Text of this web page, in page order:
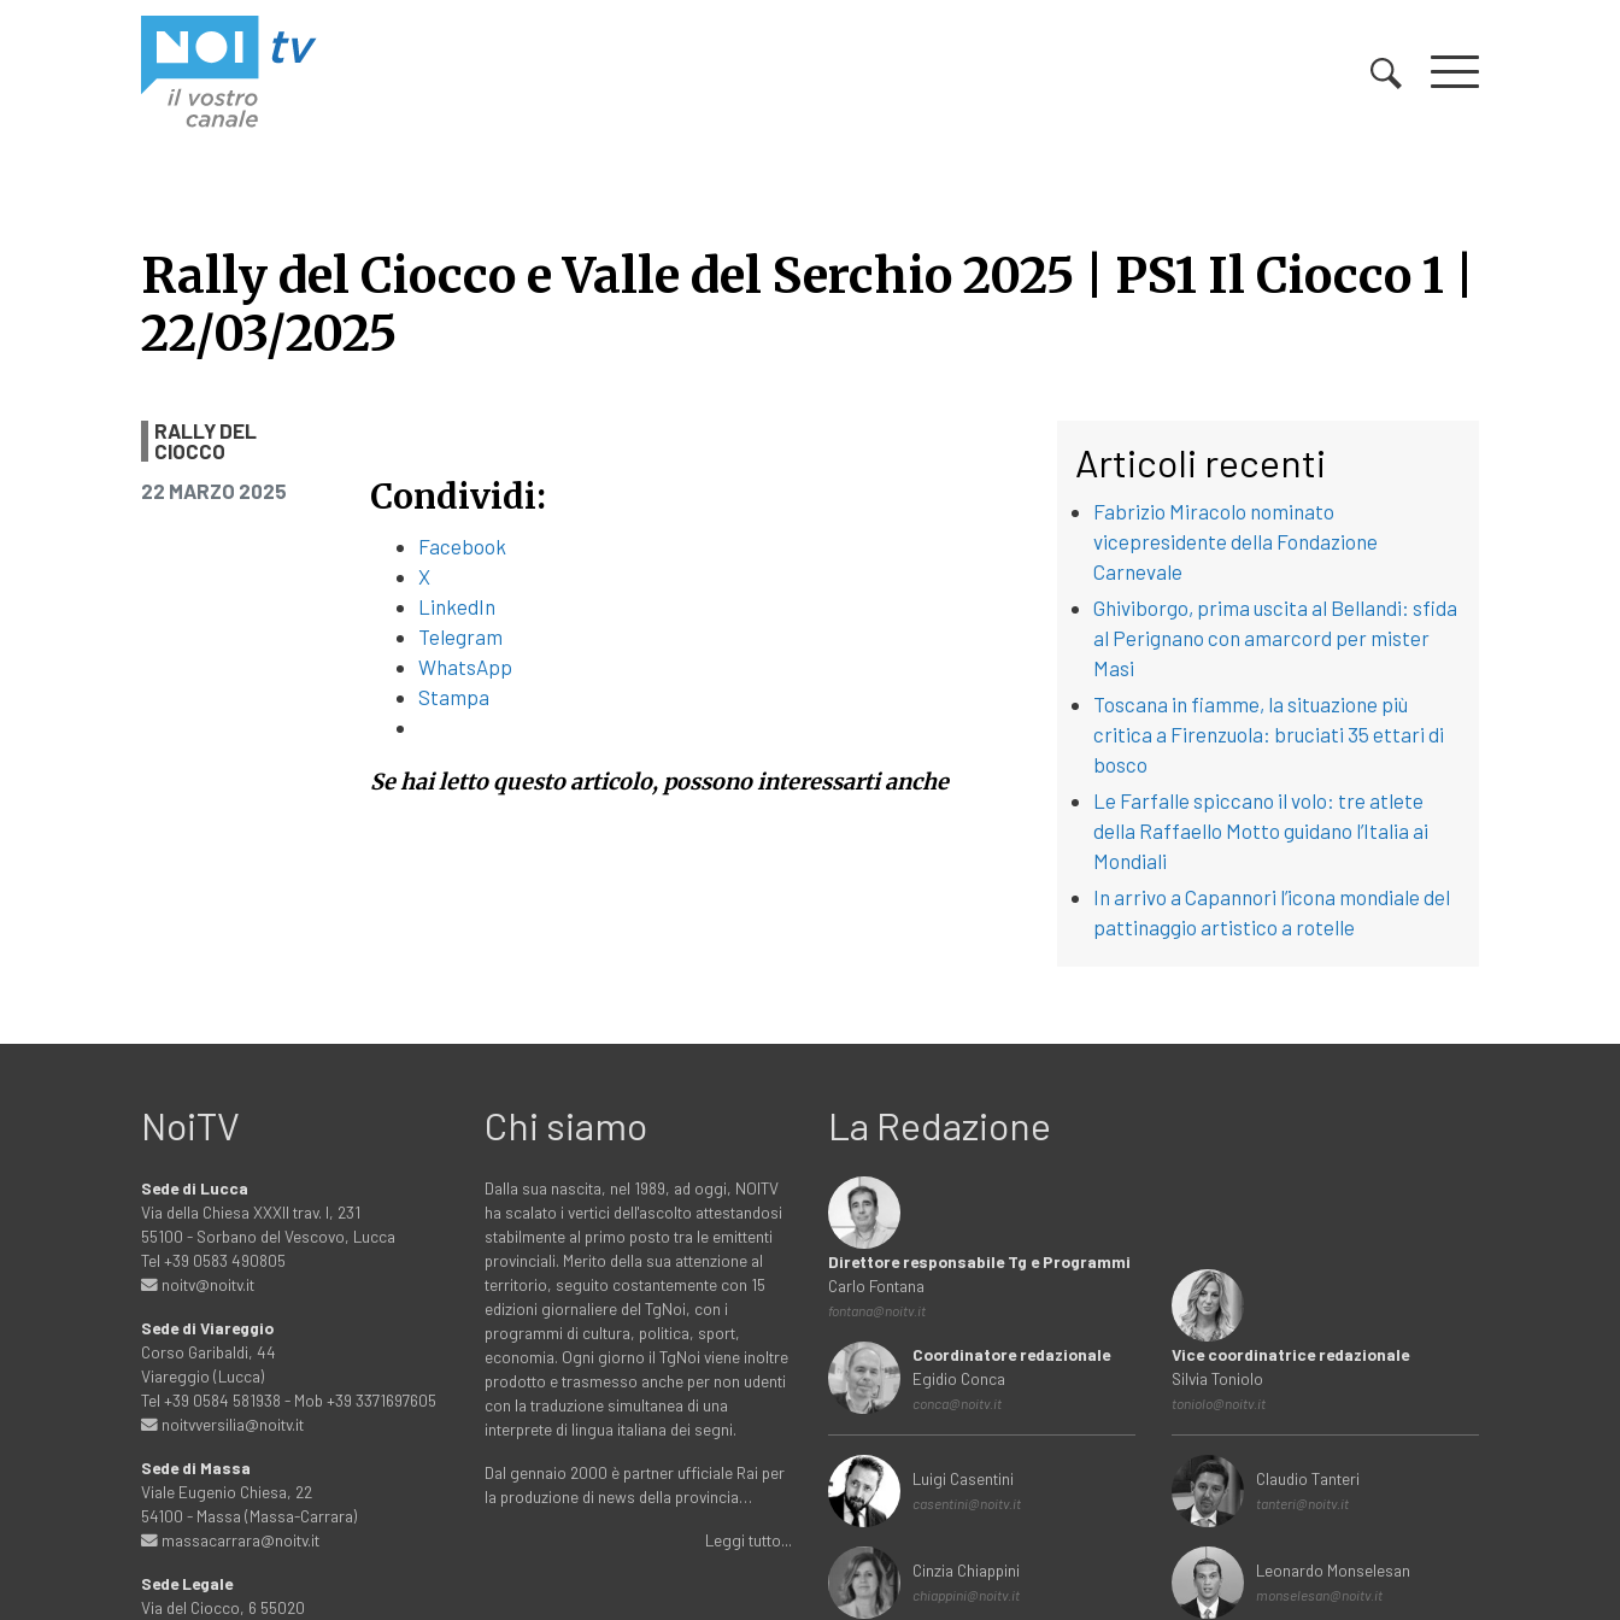
Rally del Ciocco e Valle del Serchio 2025 | PS1 Il Ciocco 1 |
22/03/2025
Rally del Ciocco e Valle del Serchio 2025 | PS1 Il Ciocco 1 | 22/
RALLY DEL
CIOCCO
PUBBLICATO IL
22 MARZO 2025 Condividi:
Facebook
X
LinkedIn
Telegram
WhatsApp
Stampa
Se hai letto questo articolo, possono interessarti anche
Articoli recenti
Fabrizio Miracolo nominato
vicepresidente della Fondazione
Carnevale
Ghiviborgo, prima uscita al Bellandi: sfida
al Perignano con amarcord per mister
Masi
Toscana in fiamme, la situazione più
critica a Firenzuola: bruciati 35 ettari di
bosco
Le Farfalle spiccano il volo: tre atlete
della Raffaello Motto guidano l’Italia ai
Mondiali
In arrivo a Capannori l’icona mondiale del
pattinaggio artistico a rotelle
NoiTV
Sede di Lucca
Via della Chiesa XXXII trav. I, 231
55100 - Sorbano del Vescovo, Lucca
Tel +39 0583 490805
noitv@noitv.it
Sede di Viareggio
Corso Garibaldi, 44
Viareggio (Lucca)
Tel +39 0584 581938 - Mob +39 3371697605
noitvversilia@noitv.it
Sede di Massa
Viale Eugenio Chiesa, 22
54100 - Massa (Massa-Carrara)
massacarrara@noitv.it
Sede Legale
Via del Ciocco, 6 55020
Chi siamo
Dalla sua nascita, nel 1989, ad oggi, NOITV
ha scalato i vertici dell'ascolto attestandosi
stabilmente al primo posto tra le emittenti
provinciali. Merito della sua attenzione al
territorio, seguito costantemente con 15
edizioni giornaliere del TgNoi, con i
programmi di cultura, politica, sport,
economia. Ogni giorno il TgNoi viene inoltre
prodotto e trasmesso anche per non udenti
con la traduzione simultanea di una
interprete di lingua italiana dei segni.
Dal gennaio 2000 è partner ufficiale Rai per
la produzione di news della provincia…
Leggi tutto...
La Redazione
Direttore responsabile Tg e Programmi
Carlo Fontana
fontana@noitv.it
Coordinatore redazionale
Egidio Conca
conca@noitv.it
Luigi Casentini
casentini@noitv.it
Cinzia Chiappini
chiappini@noitv.it
Vice coordinatrice redazionale
Silvia Toniolo
toniolo@noitv.it
Claudio Tanteri
tanteri@noitv.it
Leonardo Monselesan
monselesan@noitv.it